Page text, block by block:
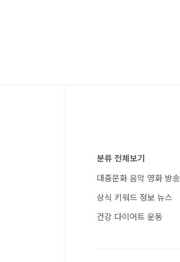
분류 전체보기
대중문화 음악 영화 방송
상식 키워드 정보 뉴스
건강 다이어트 운동